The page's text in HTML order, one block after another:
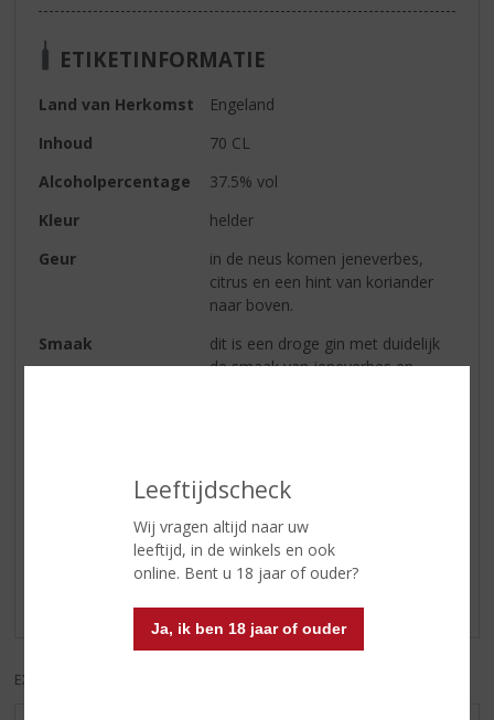
Leeftijdscheck
Wij vragen altijd naar uw
leeftijd, in de winkels en ook
online. Bent u 18 jaar of ouder?
Ja, ik ben 18 jaar of ouder
ETIKETINFORMATIE
Land van Herkomst
Engeland
Inhoud
70 CL
Alcoholpercentage
37.5% vol
Kleur
helder
Geur
in de neus komen jeneverbes,
citrus en een hint van koriander
naar boven.
Smaak
dit is een droge gin met duidelijk
de smaak van jeneverbes en
Reviews
Schrijf een review
Er zijn nog geen reviews geplaatst voor dit product
EXCL. BTW